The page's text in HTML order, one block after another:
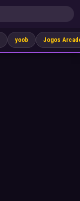
yoob Jogos